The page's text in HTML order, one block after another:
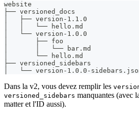
website
├── versioned_docs
│   ├── version-1.1.0
│   │   └── hello.md
│   └── version-1.0.0
│       ├── foo
│       │   └── bar.md
│       └── hello.md
├── versioned_sidebars
│   └── version-1.0.0-
Dans la v2, vous devez remplir les
versioned_sidebars manquantes (avec
matter et l'ID aussi).